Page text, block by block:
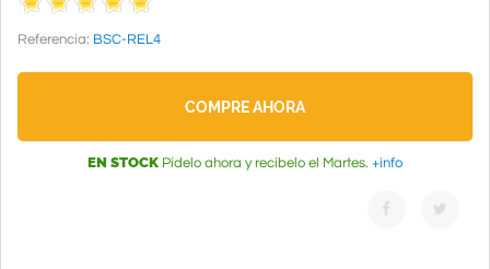
Referencia: BSC-REL4
COMPRE AHORA
EN STOCK Pídelo ahora y recíbelo el Martes. +info